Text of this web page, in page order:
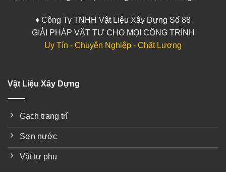
♦ Công Ty TNHH Vật Liệu Xây Dựng Số 88
GIẢI PHÁP VẬT TƯ CHO MỌI CÔNG TRÌNH
Uy Tín - Chuyên Nghiệp - Chất Lượng
Vật Liệu Xây Dựng
Gạch trang trí
Sơn nước
Vật tư phụ